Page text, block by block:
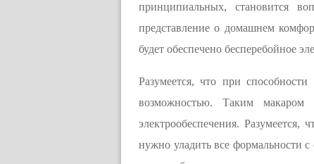
принципиальных, становится
представление о домашнем
будет обеспечено бесперебойное
Разумеется, что при
возможностью. Таким
электрообеспечения.
нужно уладить все формальности